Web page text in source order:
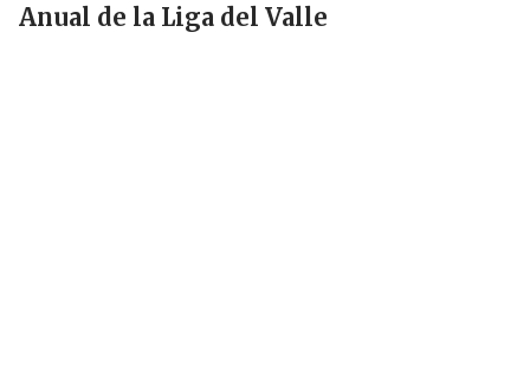
Anual de la Liga del Valle